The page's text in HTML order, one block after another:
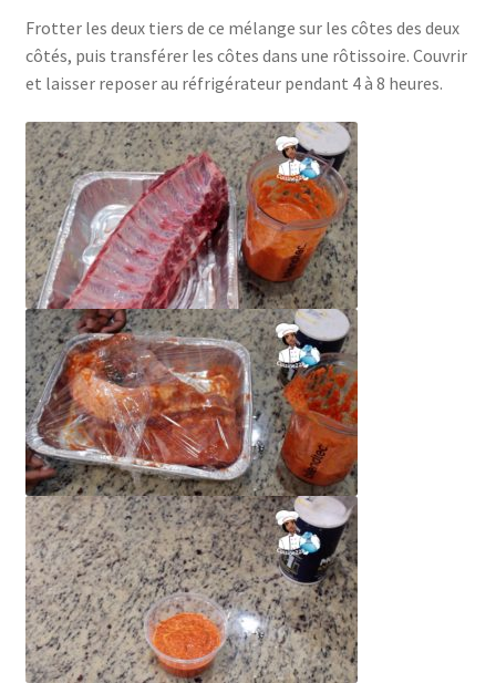
Frotter les deux tiers de ce mélange sur les côtes des deux
côtés, puis transférer les côtes dans une rôtissoire. Couvrir
et laisser reposer au réfrigérateur pendant 4 à 8 heures.